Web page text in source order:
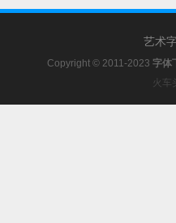
艺术
Copyright © 2011-2023 字体
火车